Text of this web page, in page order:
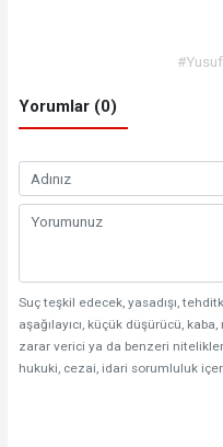
Yorumlar (0)
Suç teşkil edecek, yasadışı,
aşağılayıcı, küçük düşürücü,
zarar verici ya da benzeri
hukuki, cezai, idari sorumluluk